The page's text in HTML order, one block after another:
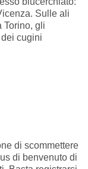
Sulle ali
Torino, gli
cugini
di scommettere
di benvenuto di